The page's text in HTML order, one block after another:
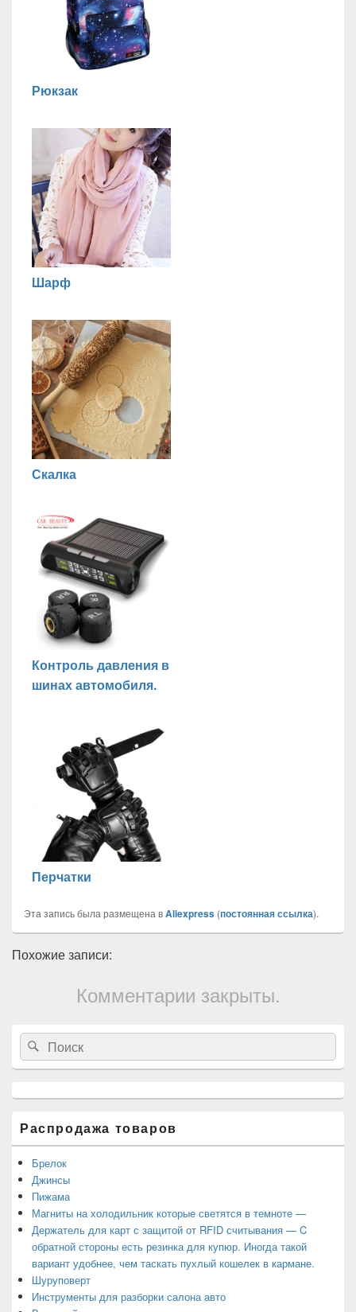
Рюкзак
Шарф
Скалка
Контроль давления в
шинах автомобиля.
Перчатки
Эта запись была размещена вAliexpress (постоянная ссылка).
Похожие записи:
Комментарии закрыты.
Область
основной
боковой
панели
Search
for:
Search
Распродажа товаров
Брелок
Джинсы
Пижама
Магниты на холодильник которые светятся в темноте —
Держатель для карт с защитой от RFID считывания — C
обратной стороны есть резинка для купюр. Иногда такой
вариант удобнее, чем таскать пухлый кошелек в кармане.
Шуруповерт
Инструменты для разборки салона авто